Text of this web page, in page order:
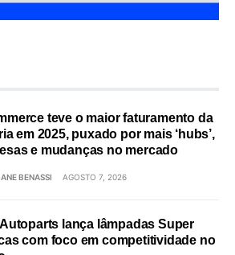
teve o maior faturamento da
em 2025, puxado por mais ‘hubs’,
e mudanças no mercado
BENASSI AGOSTO 7, 2026
lança lâmpadas Super
com foco em competitividade no